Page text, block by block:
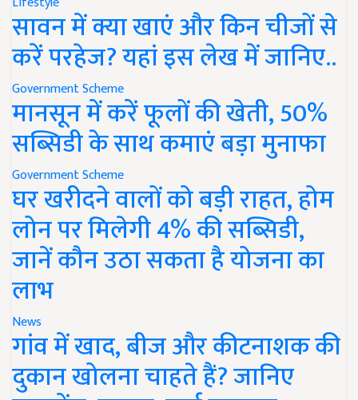
सावन में क्या खाएं और किन चीजों से
करें परहेज? यहां इस लेख में जानिए..
Government Scheme
मानसून में करें फूलों की खेती, 50%
सब्सिडी के साथ कमाएं बड़ा मुनाफा
Government Scheme
घर खरीदने वालों को बड़ी राहत, होम
लोन पर मिलेगी 4% की सब्सिडी,
जानें कौन उठा सकता है योजना का
लाभ
News
गांव में खाद, बीज और कीटनाशक की
दुकान खोलना चाहते हैं? जानिए